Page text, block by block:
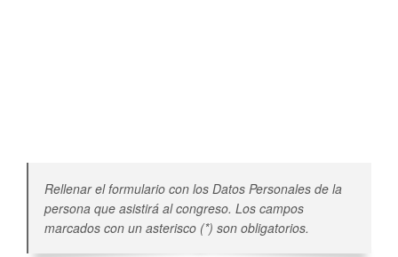
Rellenar el formulario con los Datos Personales de la
persona que asistirá al congreso. Los campos
marcados con un asterisco (*) son obligatorios.